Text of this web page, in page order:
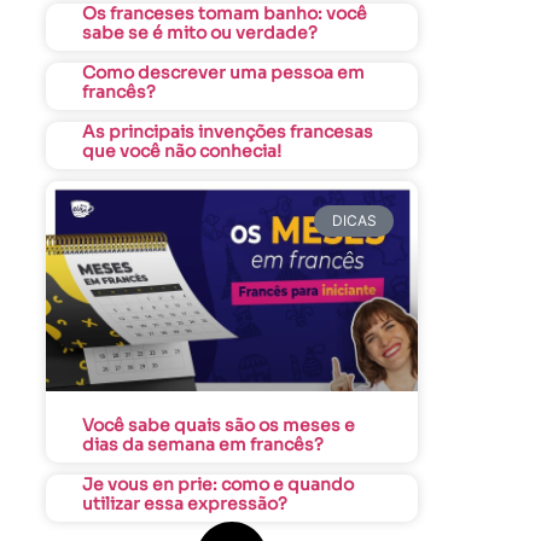
Os franceses tomam banho: você
sabe se é mito ou verdade?
Como descrever uma pessoa em
francês?
As principais invenções francesas
que você não conhecia!
DICAS
Você sabe quais são os meses e
dias da semana em francês?
Je vous en prie: como e quando
utilizar essa expressão?